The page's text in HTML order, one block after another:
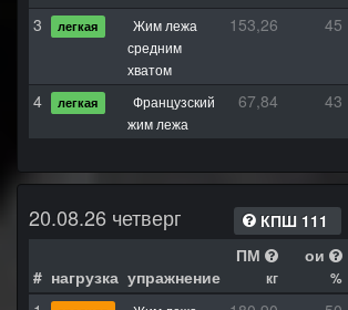
3
легкая
Жим лежа
средним
хватом
153,26 45
4 легкая
Французский
жим лежа
67,84 43
20.08.26 четверг КПШ 111
# нагрузка упражнение
ПМ
кг
ои
%